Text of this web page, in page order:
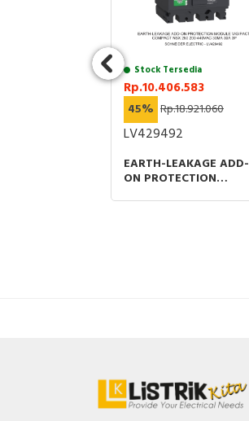
Stock Tersedia
Rp.10.406.583
45% Rp.18.921.060
LV429492
EARTH-LEAKAGE ADD-
ON PROTECTION